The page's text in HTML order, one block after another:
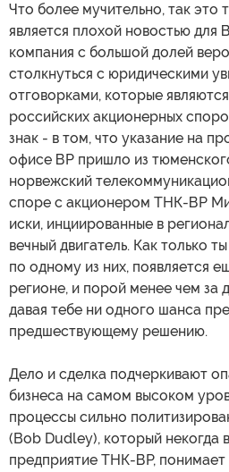
Что более мучительно, так это
является плохой новостью для
компания с большой долей
столкнуться с юридическими
отговорками, которые
российских акционерных
знак - в том, что указание на
офисе ВР пришло из
норвежский
споре с акционером ТНК-ВР
иски, инциированные в
вечный двигатель. Как только
по одному из них, появляется
регионе, и порой менее чем за
давая тебе ни одного шанса
предшествующему решению.
Дело и сделка подчеркивают
бизнеса на самом высоком
процессы сильно
(Bob Dudley), который некогда
предприятие ТНК-ВР,